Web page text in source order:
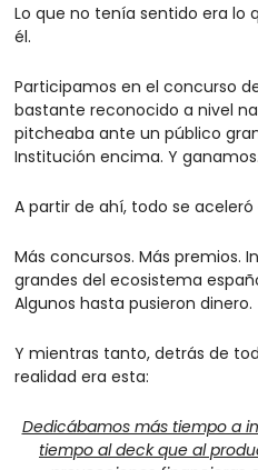
Lo que no tenía sentido era lo
él.
Participamos en el concurso
bastante reconocido a nivel
pitcheaba ante un público
Institución encima. Y ganamos.
A partir de ahí, todo se
Más concursos. Más premios.
grandes del ecosistema
Algunos hasta pusieron dinero.
Y mientras tanto, detrás de
realidad era esta:
Dedicábamos más tiempo a
tiempo al deck que al